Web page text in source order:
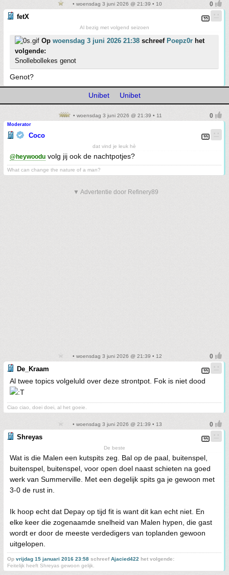
• woensdag 3 juni 2026 @ 21:39 • 10
fetX
Al bezig met volgend seizoen
Op woensdag 3 juni 2026 21:38 schreef Poepz0r het
volgende:
Snollebollekes genot
Genot?
Unibet Unibet
• woensdag 3 juni 2026 @ 21:39 • 11
Moderator
Coco
dat vind je leuk hè
@heywoodu volg jij ook de nachtpotjes?
What can change the nature of a man?
▼ Advertentie door Refinery89
• woensdag 3 juni 2026 @ 21:39 • 12
De_Kraam
Al twee topics volgeluld over deze strontpot. Fok is niet dood
Ciao ciao, doei doei, al het goeie.
• woensdag 3 juni 2026 @ 21:39 • 13
Shreyas
De beste
Wat is die Malen een kutspits zeg. Bal op de paal, buitenspel,
buitenspel, buitenspel, voor open doel naast schieten na goed
werk van Summerville. Met een degelijk spits ga je gewoon met
3-0 de rust in.
Ik hoop echt dat Depay op tijd fit is want dit kan echt niet. En
elke keer die zogenaamde snelheid van Malen hypen, die gast
wordt er door de meeste verdedigers van toplanden gewoon
uitgelopen.
Op vrijdag 15 januari 2016 23:58 schreefAjacied422 het volgende:
Feitelijk heeft Shreyas gewoon gelijk.